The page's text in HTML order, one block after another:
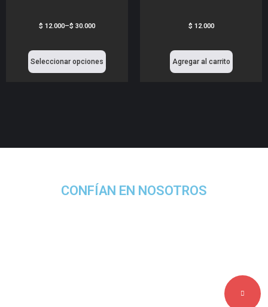
$ 12.000–$ 30.000
Seleccionar opciones
$ 12.000
Agregar al carrito
CONFÍAN EN NOSOTROS